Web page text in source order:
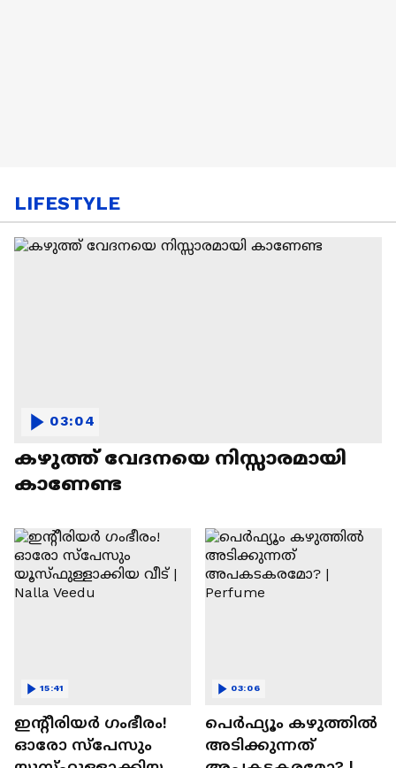
LIFESTYLE
കഴുത്ത് വേദനയെ നിസ്സാരമായി
കാണേണ്ട
03:04
ഇന്റീരിയർ ഗംഭീരം!
ഓരോ സ്‌പേസും
15:41
പെർഫ്യൂം കഴുത്തിൽ
അടിക്കുന്നത്
03:06